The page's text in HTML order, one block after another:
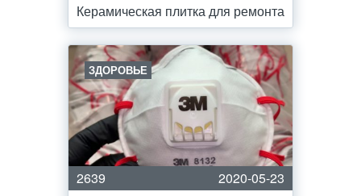
Керамическая плитка для ремонта
ЗДОРОВЬЕ
2639
2020-05-23